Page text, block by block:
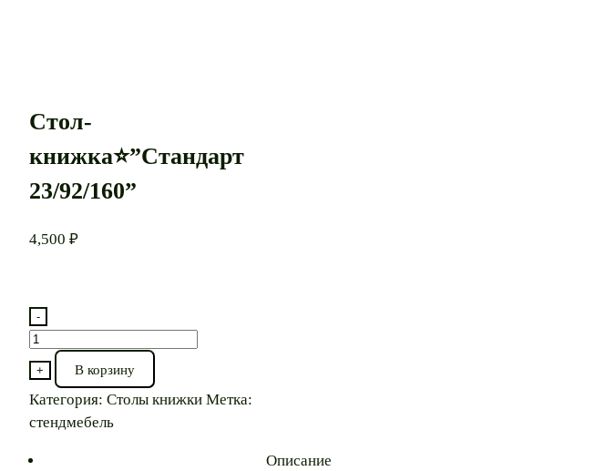
Стол-
книжка⭐”Стандарт
23/92/160”
4,500 ₽
-
Количество
товара
Стол-
книжка⭐”Стандарт
23/92/160”
+ В корзину
Категория: Столы книжки Метка:
стендмебель
Описание